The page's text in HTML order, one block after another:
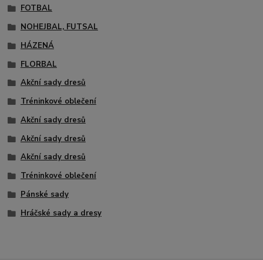
FOTBAL
NOHEJBAL, FUTSAL
HÁZENÁ
FLORBAL
Akční sady dresů
Tréninkové oblečení
Akční sady dresů
Akční sady dresů
Akční sady dresů
Tréninkové oblečení
Pánské sady
Hráčské sady a dresy